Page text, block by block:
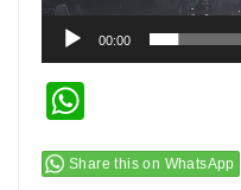
00:00
Share this on WhatsApp